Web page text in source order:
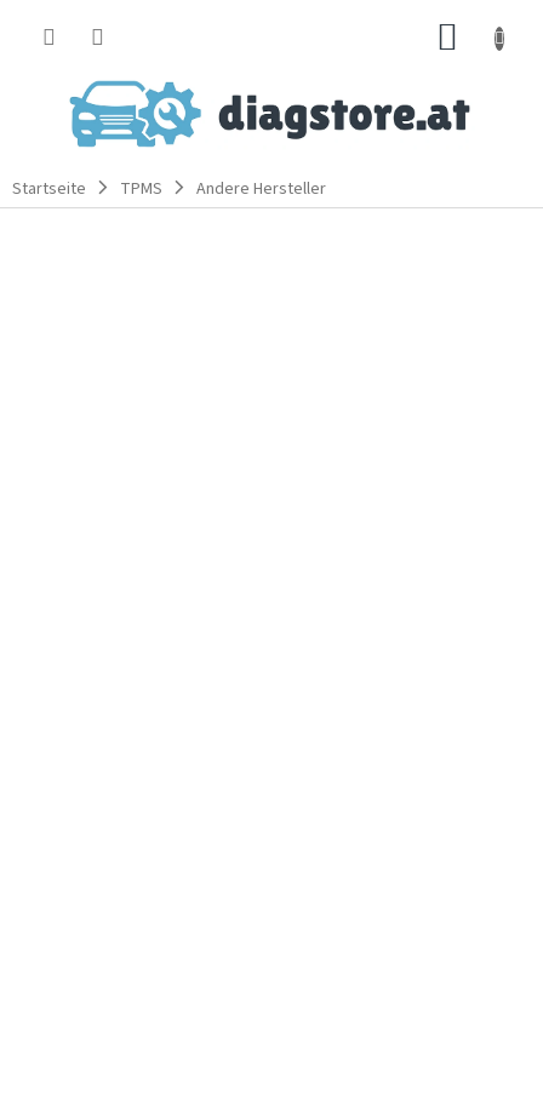
Startseite TPMS Andere Hersteller